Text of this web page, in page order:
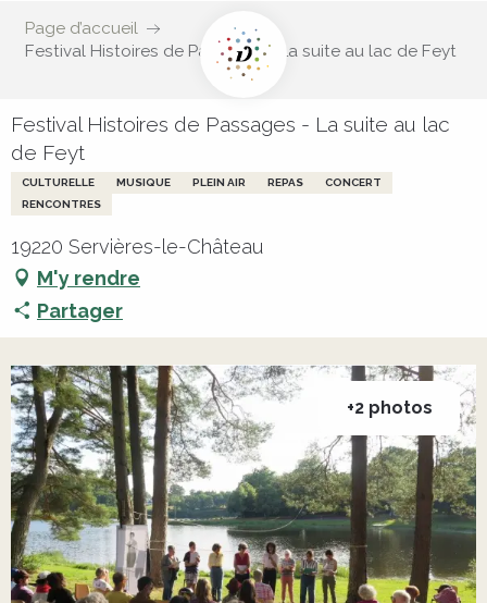
Page d’accueil
Festival Histoires de Passages - La suite au lac de Feyt
Festival Histoires de Passages - La suite au lac
de Feyt
CULTURELLE MUSIQUE PLEIN AIR REPAS
CONCERT
RENCONTRES
19220 Servières-le-Château
M'y rendre
Partager
+2 photos